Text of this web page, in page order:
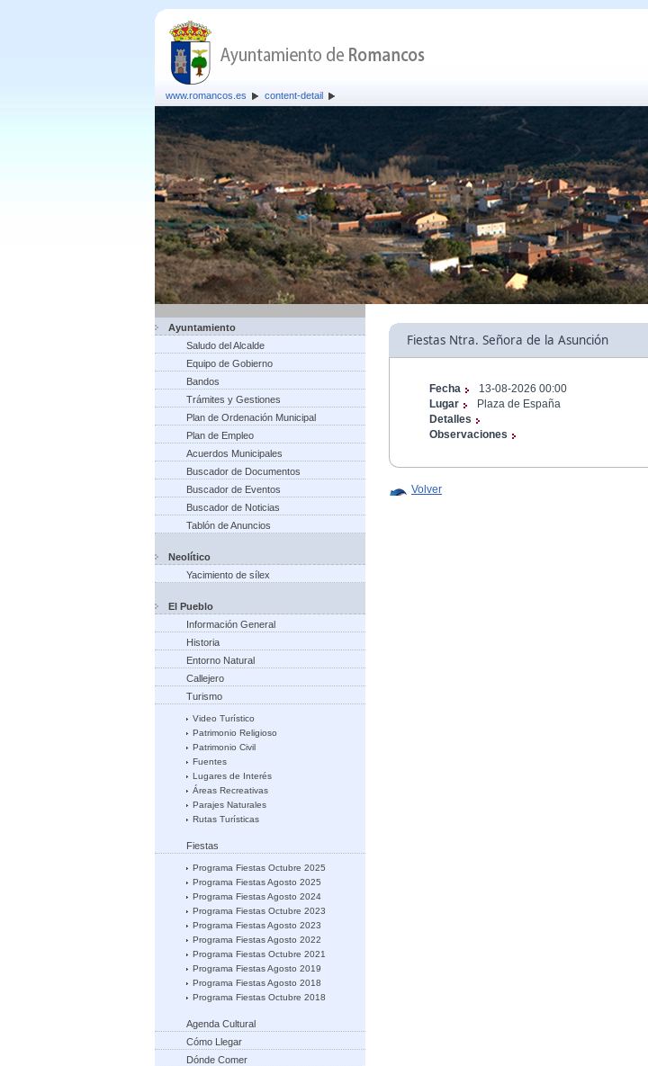
www.romancos.es content-detail
Ayuntamiento
Saludo del Alcalde
Equipo de Gobierno
Bandos
Trámites y Gestiones
Plan de Ordenación Municipal
Plan de Empleo
Acuerdos Municipales
Buscador de Documentos
Buscador de Eventos
Buscador de Noticias
Tablón de Anuncios
Neolítico
Yacimiento de sílex
El Pueblo
Información General
Historia
Entorno Natural
Callejero
Turismo
Video Turístico
Patrimonio Religioso
Patrimonio Civil
Fuentes
Lugares de Interés
Áreas Recreativas
Parajes Naturales
Rutas Turísticas
Fiestas
Programa Fiestas Octubre 2025
Programa Fiestas Agosto 2025
Programa Fiestas Agosto 2024
Programa Fiestas Octubre 2023
Programa Fiestas Agosto 2023
Programa Fiestas Agosto 2022
Programa Fiestas Octubre 2021
Programa Fiestas Agosto 2019
Programa Fiestas Agosto 2018
Programa Fiestas Octubre 2018
Agenda Cultural
Cómo Llegar
Dónde Comer
Fiestas Ntra. Señora de la Asunción
Fecha
13-08-2026 00:00
Lugar
Plaza de España
Detalles
Observaciones
Volver